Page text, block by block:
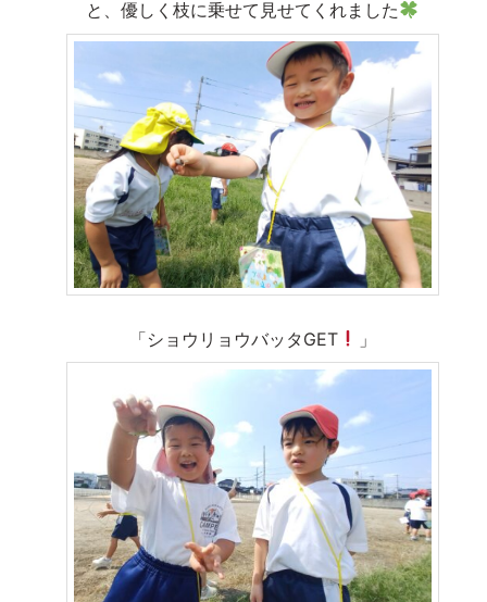
と、優しく枝に乗せて見せてくれました
「ショウリョウバッタGET 」